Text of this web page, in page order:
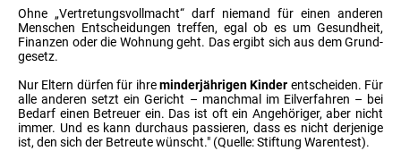
Ohne „Vertretungs­vollmacht“ darf niemand für einen anderen
Menschen Entscheidungen treffen, egal ob es um Gesundheit,
Finanzen oder die Wohnung geht. Das ergibt sich aus dem Grund­
gesetz.
Nur Eltern dürfen für ihreminderjäh­rigen Kinder entscheiden. Für
alle anderen setzt ein Gericht – manchmal im Eilverfahren – bei
Bedarf einen Betreuer ein. Das ist oft ein Angehö­riger, aber nicht
immer. Und es kann durch­aus passieren, dass es nicht derjenige
ist, den sich der Betreute wünscht." (Quelle: Stiftung Warentest).